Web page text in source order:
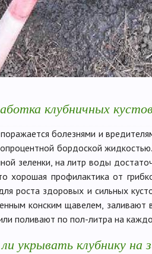
клубничных кустов
болезнями и
бордоской
зеленки, на литр воды
хорошая профилактика от
роста здоровых и сильных
конским щавелем, заливают
поливают по пол-литра на
укрывать клубнику на